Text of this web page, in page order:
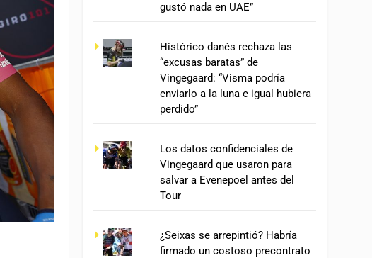
gustó nada en UAE”
Histórico danés rechaza las
“excusas baratas” de
Vingegaard: “Visma podría
enviarlo a la luna e igual hubiera
perdido”
Los datos confidenciales de
Vingegaard que usaron para
salvar a Evenepoel antes del
Tour
¿Seixas se arrepintió? Habría
firmado un costoso precontrato